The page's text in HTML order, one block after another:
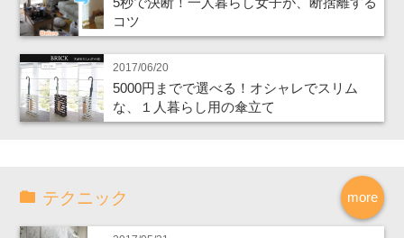
コツ
2017/06/20
5000円までで選べる！オシャレでスリム
な、１人暮らし用の傘立て
more
テクニック